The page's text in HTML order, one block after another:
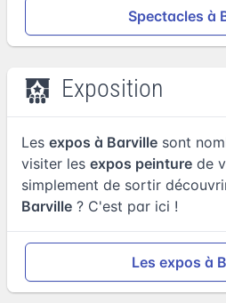
Spectacles à
Exposition
Les expos à Barville sont
visiter les expos peinture de
simplement de sortir
Barville ? C'est par ici !
Les expos à